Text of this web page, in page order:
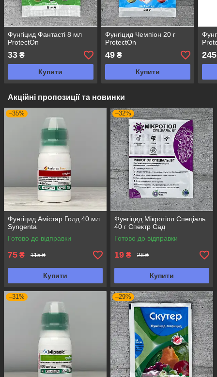
Фунгіцид Фантасті 8 мл
ProtectOn
33 ₴
Купити
Фунгіцид Чемпіон 20 г
ProtectOn
49₴
Купити
245
Акційні пропозиції та новинки
–35%
Фунгіцид Амістар Голд 40 мл
Syngenta
Готово до відправки
75 ₴ 115 ₴
Купити
–32%
Фунгіцид Мікротіол Спеціаль
40 г Спектр Сад
Готово до відправки
19 ₴ 28 ₴
Купити
–31% –29%